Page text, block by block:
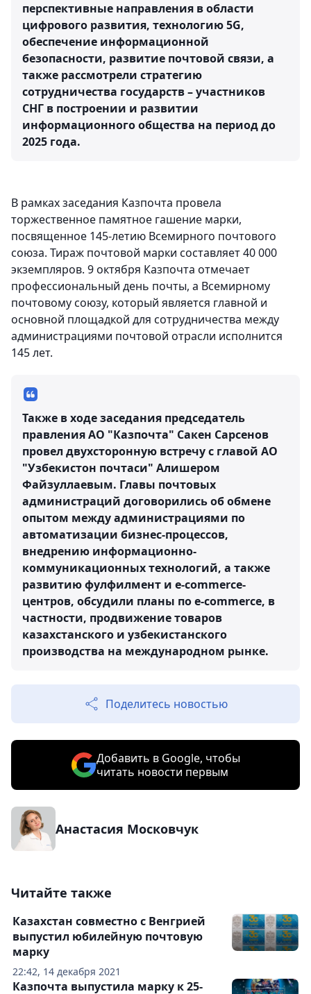
перспективные направления в области
цифрового развития, технологию 5G,
обеспечение информационной
безопасности, развитие почтовой связи, а
также рассмотрели стратегию
сотрудничества государств – участников
СНГ в построении и развитии
информационного общества на период до
2025 года.
В рамках заседания Казпочта провела
торжественное памятное гашение марки,
посвященное 145-летию Всемирного почтового
союза. Тираж почтовой марки составляет 40 000
экземпляров. 9 октября Казпочта отмечает
профессиональный день почты, а Всемирному
почтовому союзу, который является главной и
основной площадкой для сотрудничества между
администрациями почтовой отрасли исполнится
145 лет.
Также в ходе заседания председатель
правления АО "Казпочта" Сакен Сарсенов
провел двухсторонную встречу с главой АО
"Узбекистон почтаси" Алишером
Файзуллаевым. Главы почтовых
администраций договорились об обмене
опытом между администрациями по
автоматизации бизнес-процессов,
внедрению информационно-
коммуникационных технологий, а также
развитию фулфилмент и e-commerce-
центров, обсудили планы по e-commerce, в
частности, продвижение товаров
казахстанского и узбекистанского
производства на международном рынке.
Поделитесь новостью
Добавить в Google, чтобы
читать новости первым
Анастасия Московчук
Читайте также
22:42, 14 декабря 2021
Казахстан совместно с Венгрией
выпустил юбилейную почтовую
марку
Казпочта выпустила марку к 25-